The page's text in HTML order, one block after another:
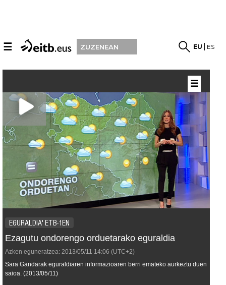
☰ ZUZENEAN EU ES
EGURALDIA' ETB-1EN
Ezagutu ondorengo orduetarako eguraldia
Azken eguneratzea: 2013/05/11 14:06 (UTC+2)
Sara Gandarak eguraldiaren informazioaren berri emateko aurkeztu duen
saioa. (2013/05/11)
☰